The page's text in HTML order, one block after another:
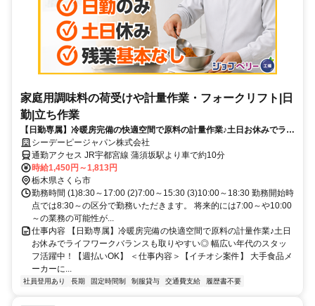
家庭用調味料の荷受けや計量作業・フォークリフト|日
勤|立ち作業
【日勤専属】冷暖房完備の快適空間で原料の計量作業♪土日お休みでライ
フワークバランスも取りやすい◎ 幅広い年代のスタッフ活躍中！【週払
いOK】
シーデーピージャパン株式会社
通勤アクセス JR宇都宮線 蒲須坂駅より車で約10分
時給1,450円～1,813円
栃木県さくら市
勤務時間 (1)8:30～17:00 (2)7:00～15:30 (3)10:00～18:30 勤務開始時
点では8:30～の区分で勤務いただきます。 将来的には7:00～や10:00
～の業務の可能性が...
仕事内容 【日勤専属】冷暖房完備の快適空間で原料の計量作業♪土日
お休みでライフワークバランスも取りやすい◎ 幅広い年代のスタッ
フ活躍中！【週払いOK】 ＜仕事内容＞【イチオシ案件】 大手食品メ
ーカーに...
社員登用あり 長期 固定時間制 制服貸与 交通費支給 履歴書不要